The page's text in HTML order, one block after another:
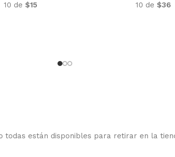
10 de
están disponibles para retirar en la